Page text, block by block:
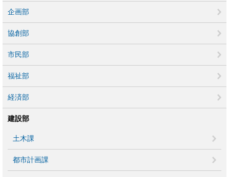
企画部
協創部
市民部
福祉部
経済部
建設部
土木課
都市計画課